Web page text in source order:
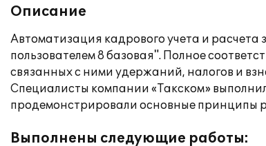
Описание
Автоматизация кадрового учета и
пользователем 8 базовая". Полное
связанных с ними удержаний, налогов и
Специалисты компании «Такском»
продемонстрировали основные принципы
Выполнены следующие работы: